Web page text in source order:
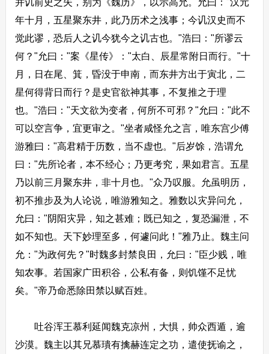
并讥前史之失，别为《魏历》，以示高允。允曰："汉元
年十月，五星聚东井，此乃历术之浅事；今讥汉史而不
觉此谬，恐后人之讥今犹今之讥古也。"浩曰："所谬云
何？"允曰："案《星传》："太白、辰星常附日而行。"十
月，日在尾、箕，昏没于申南，而东井方出于寅北，二
星何得背日而行？是史官欲神其事，不复推之于理
也。"浩曰："天文欲为变者，何所不可邪？"允曰："此不
可以空言争，宜更审之。"坐者咸怪允之言，唯东宫少傅
游雅曰："高君精于历数，当不虚也。"后岁馀，浩谓允
曰："先所论者，本不经心；乃更考究，果如君言。五星
乃以前三月聚东井，非十月也。"众乃叹服。允虽明历，
初不推步及为人论说，唯游雅知之。雅数以灾异问允，
允曰："阴阳灾异，知之甚难；既已知之，复恐漏泄，不
如不知也。天下妙理至多，何遽问此！"雅乃止。魏主问
允："为政何先？"时魏多封禁良田，允曰："臣少贱，唯
知农事。若国家广田积谷，公私有备，则饥馑不足忧
矣。"帝乃命悉除田禁以赋百姓。
吐谷浑王慕利延闻魏克凉州，大惧，帅众西遁，逾
沙漠。魏主以其兄慕璝有擒赫连定之功，遣使抚谕之，